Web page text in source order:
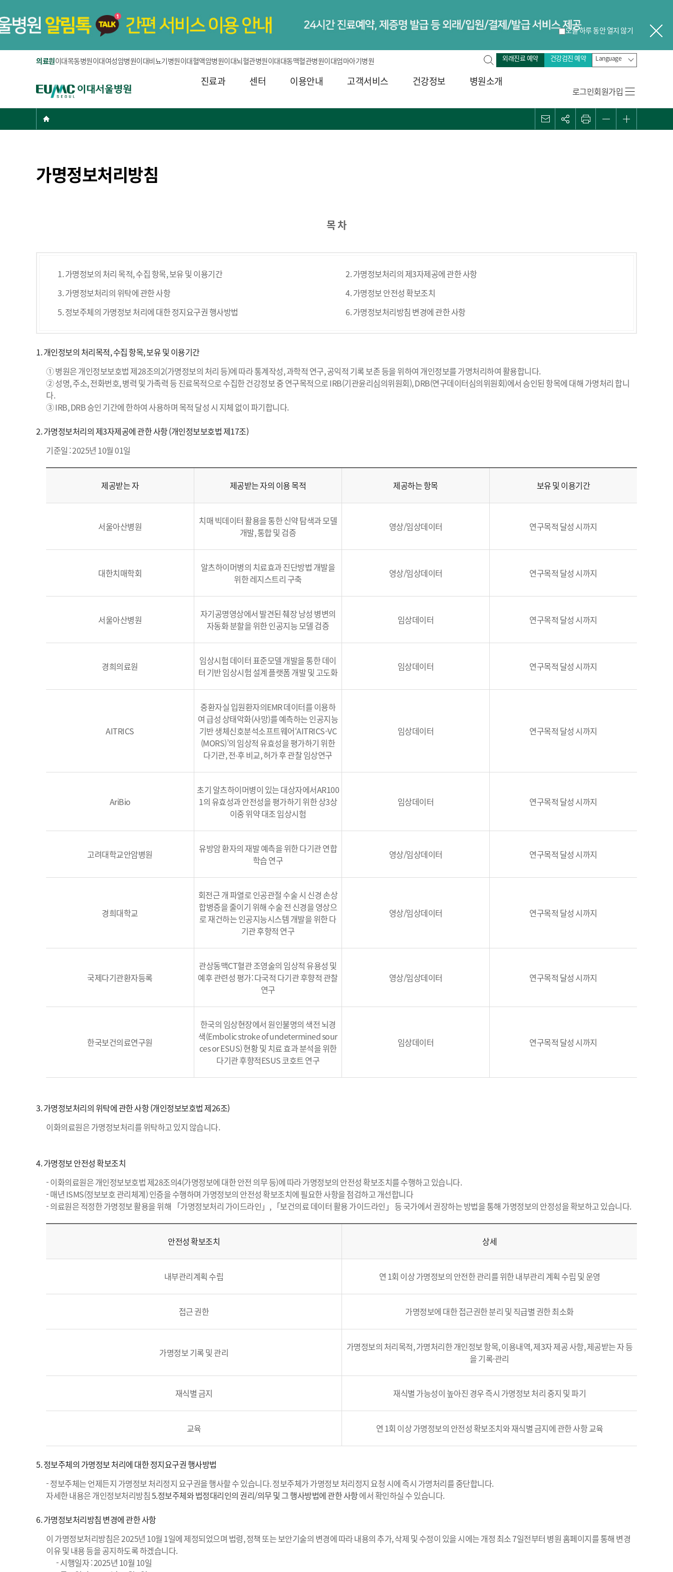
오늘 하루 동안 열지 않기
의료원이대목동병원이대여성암병원이대비뇨기병원이대혈액암병원이대뇌혈관병원이대대동맥혈관병원이대엄마아기병원
전
검
외래진료 예약 건강검진 예약 Language
울
병
진료과 센터 이용안내 고객서비스 건강정보 병원소개
로그인회원가입
재
메일 관심콘텐츠
프린트 화면 축소
가명정보처리방침
목 차
1. 가명정보의 처리 목적, 수집 항목, 보유 및 이용기간
2. 가명정보처리의 제3자제공에 관한 사항
3. 가명정보처리의 위탁에 관한 사항
4. 가명정보 안전성 확보조치
5. 정보주체의 가명정보 처리에 대한 정지요구권 행사방법
6. 가명정보처리방침 변경에 관한 사항
1. 개인정보의 처리목적, 수집 항목, 보유 및 이용기간
① 병원은 개인정보보호법 제28조의2(가명정보의 처리 등)에 따라 통계작성, 과학적 연구, 공익적 기록 보존 등을 위하여 개인정보를 가명처리하여 활용합니다.
② 성명, 주소, 전화번호, 병력 및 가족력 등 진료목적으로 수집한 건강정보 중 연구목적으로 IRB(기관윤리심의위원회), DRB(연구데이터심의위원회)에서 승인된 항목에 대해 가명처리 합니
다.
③ IRB, DRB 승인 기간에 한하여 사용하며 목적 달성 시 지체 없이 파기합니다.
2. 가명정보처리의 제3자제공에 관한 사항 (개인정보보호법 제17조)
기준일 : 2025년 10월 01일
제공받는 자 제공받는 자의 이용 목적 제공하는 항목 보유 및 이용기간
서울아산병원
치매 빅데이터 활용을 통한 신약 탐색과 모델
개발, 통합 및 검증
영상/임상데이터 연구목적 달성 시까지
대한치매학회
알츠하이머병의 치료효과 진단방법 개발을
위한 레지스트리 구축
영상/임상데이터 연구목적 달성 시까지
서울아산병원
자기공명영상에서 발견된 췌장 낭성 병변의
자동화 분할을 위한 인공지능 모델 검증
임상데이터 연구목적 달성 시까지
경희의료원
임상시험 데이터 표준모델 개발을 통한 데이
터 기반 임상시험 설계 플랫폼 개발 및 고도화
임상데이터 연구목적 달성 시까지
AITRICS
중환자실 입원환자의EMR 데이터를 이용하
여 급성 상태악화(사망)를 예측하는 인공지능
기반 생체신호분석소프트웨어‘AITRICS-VC
(MORS)’의 임상적 유효성을 평가하기 위한
다기관, 전∙후 비교, 허가 후 관찰 임상연구
임상데이터 연구목적 달성 시까지
AriBio
초기 알츠하이머병이 있는 대상자에서AR100
1의 유효성과 안전성을 평가하기 위한 상3상
이중 위약 대조 임상시험
임상데이터 연구목적 달성 시까지
고려대학교안암병원
유방암 환자의 재발 예측을 위한 다기관 연합
학습 연구
영상/임상데이터 연구목적 달성 시까지
경희대학교
회전근 개 파열로 인공관절 수술 시 신경 손상
합병증을 줄이기 위해 수술 전 신경을 영상으
로 재건하는 인공지능시스템 개발을 위한 다
기관 후향적 연구
영상/임상데이터 연구목적 달성 시까지
국제다기관환자등록
관상동맥CT혈관 조영술의 임상적 유용성 및
예후 관련성 평가: 다국적 다기관 후향적 관찰
연구
영상/임상데이터 연구목적 달성 시까지
한국보건의료연구원
한국의 임상현장에서 원인불명의 색전 뇌경
색(Embolic stroke of undetermined sour
ces or ESUS) 현황 및 치료 효과 분석을 위한
다기관 후향적ESUS 코호트 연구
임상데이터 연구목적 달성 시까지
3. 가명정보처리의 위탁에 관한 사항 (개인정보보호법 제26조)
이화의료원은 가명정보처리를 위탁하고 있지 않습니다.
4. 가명정보 안전성 확보조치
- 이화의료원은 개인정보보호법 제28조의4(가명정보에 대한 안전 의무 등)에 따라 가명정보의 안전성 확보조치를 수행하고 있습니다.
- 매년 ISMS(정보보호 관리체계) 인증을 수행하며 가명정보의 안전성 확보조치에 필요한 사항을 점검하고 개선합니다
- 의료원은 적정한 가명정보 활용을 위해 「가명정보처리 가이드라인」, 「보건의료 데이터 활용 가이드라인」 등 국가에서 권장하는 방법을 통해 가명정보의 안정성을 확보하고 있습니다.
안전성 확보조치 상세
내부관리계획 수립 연 1회 이상 가명정보의 안전한 관리를 위한 내부관리 계획 수립 및 운영
접근 권한 가명정보에 대한 접근권한 분리 및 직급별 권한 최소화
가명정보 기록 및 관리
가명정보의 처리목적, 가명처리한 개인정보 항목, 이용내역, 제3자 제공 사항, 제공받는 자 등
을 기록·관리
재식별 금지 재식별 가능성이 높아진 경우 즉시 가명정보 처리 중지 및 파기
교육 연 1회 이상 가명정보의 안전성 확보조치와 재식별 금지에 관한 사항 교육
5. 정보주체의 가명정보 처리에 대한 정지요구권 행사방법
- 정보주체는 언제든지 가명정보 처리정지 요구권을 행사할 수 있습니다. 정보주체가 가명정보 처리정지 요청 시에 즉시 가명처리를 중단합니다.
자세한 내용은 개인정보처리방침5.정보주체와 법정대리인의 권리/의무 및 그 행사방법에 관한 사항에서 확인하실 수 있습니다.
6. 가명정보처리방침 변경에 관한 사항
이 가명정보처리방침은 2025년 10월 1일에 제정되었으며 법령, 정책 또는 보안기술의 변경에 따라 내용의 추가, 삭제 및 수정이 있을 시에는 개정 최소 7일전부터 병원 홈페이지를 통해 변경
이유 및 내용 등을 공지하도록 하겠습니다.
- 시행일자 : 2025년 10월 10일